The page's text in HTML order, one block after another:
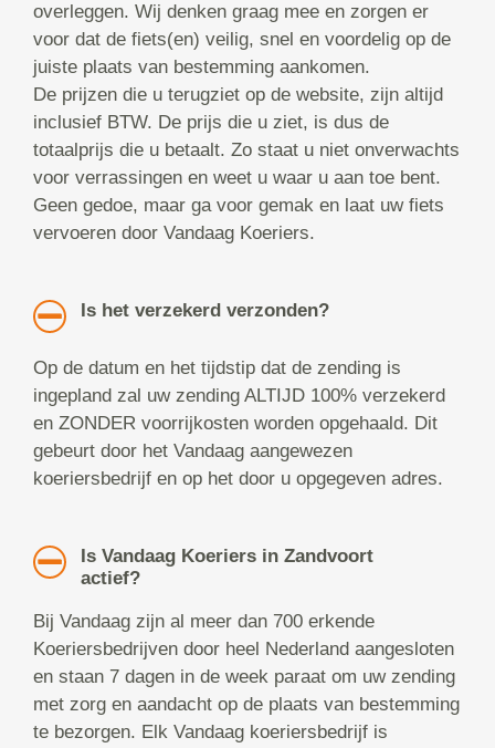
overleggen. Wij denken graag mee en zorgen er
voor dat de fiets(en) veilig, snel en voordelig op de
juiste plaats van bestemming aankomen.
De prijzen die u terugziet op de website, zijn altijd
inclusief BTW. De prijs die u ziet, is dus de
totaalprijs die u betaalt. Zo staat u niet onverwachts
voor verrassingen en weet u waar u aan toe bent.
Geen gedoe, maar ga voor gemak en laat uw fiets
vervoeren door Vandaag Koeriers.
Is het verzekerd verzonden?
Op de datum en het tijdstip dat de zending is
ingepland zal uw zending ALTIJD 100% verzekerd
en ZONDER voorrijkosten worden opgehaald. Dit
gebeurt door het Vandaag aangewezen
koeriersbedrijf en op het door u opgegeven adres.
Is Vandaag Koeriers in Zandvoort
actief?
Bij Vandaag zijn al meer dan 700 erkende
Koeriersbedrijven door heel Nederland aangesloten
en staan 7 dagen in de week paraat om uw zending
met zorg en aandacht op de plaats van bestemming
te bezorgen. Elk Vandaag koeriersbedrijf is